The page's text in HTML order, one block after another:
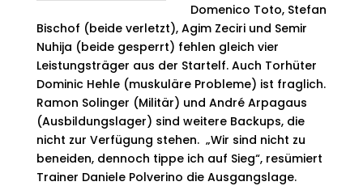
Domenico Toto, Stefan
Bischof (beide verletzt), Agim Zeciri und Semir
Nuhija (beide gesperrt) fehlen gleich vier
Leistungsträger aus der Startelf. Auch Torhüter
Dominic Hehle (muskuläre Probleme) ist fraglich.
Ramon Solinger (Militär) und André Arpagaus
(Ausbildungslager) sind weitere Backups, die
nicht zur Verfügung stehen. „Wir sind nicht zu
beneiden, dennoch tippe ich auf Sieg“, resümiert
Trainer Daniele Polverino die Ausgangslage.